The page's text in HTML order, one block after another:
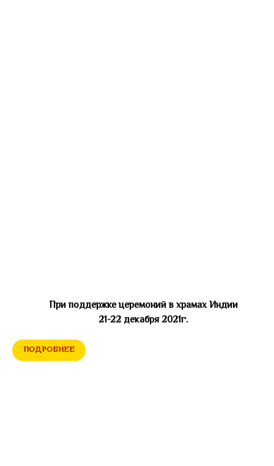
При поддержке церемоний в храмах Индии
21-22 декабря 2021г.
ПОДРОБНЕЕ